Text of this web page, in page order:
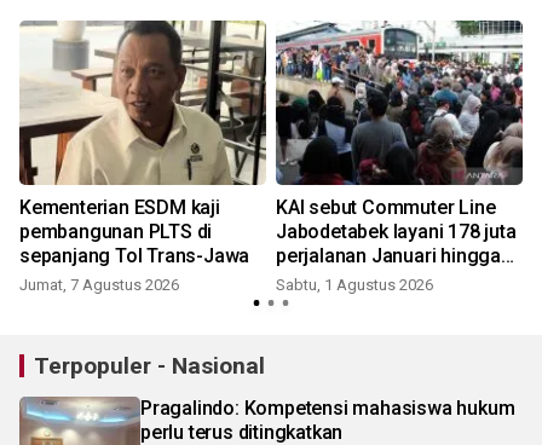
Kementerian ESDM kaji
pembangunan PLTS di
sepanjang Tol Trans-Jawa
Jumat, 7 Agustus 2026
KAI sebut Commuter Line
Jabodetabek layani 178 juta
perjalanan Januari hingga
Juni 2026
Sabtu, 1 Agustus 2026
Terpopuler - Nasional
Pragalindo: Kompetensi mahasiswa hukum
perlu terus ditingkatkan